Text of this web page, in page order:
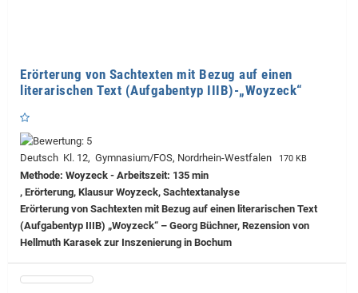
Erörterung von Sachtexten mit Bezug auf einen
literarischen Text (Aufgabentyp IIIB)-„Woyzeck“
Deutsch Kl. 12, Gymnasium/FOS, Nordrhein-Westfalen 170 KB
Methode: Woyzeck - Arbeitszeit: 135 min
, Erörterung, Klausur Woyzeck, Sachtextanalyse
Erörterung von Sachtexten mit Bezug auf einen literarischen Text
(Aufgabentyp IIIB) „Woyzeck“ – Georg Büchner, Rezension von
Hellmuth Karasek zur Inszenierung in Bochum